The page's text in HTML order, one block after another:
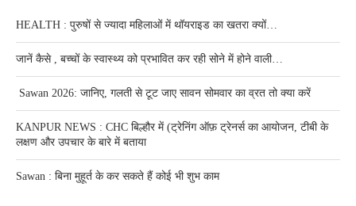
HEALTH : पुरुषों से ज्यादा महिलाओं में थॉयराइड का खतरा क्यों…
जानें कैसे , बच्चों के स्वास्थ्य को प्रभावित कर रही सोने में होने वाली…
Sawan 2026: जानिए, गलती से टूट जाए सावन सोमवार का व्रत तो क्या करें
KANPUR NEWS : CHC बिल्हौर में (ट्रेनिंग ऑफ़ ट्रेनर्स का आयोजन, टीबी के
लक्षण और उपचार के बारे में बताया
Sawan : बिना मुहूर्त के कर सकते हैं कोई भी शुभ काम